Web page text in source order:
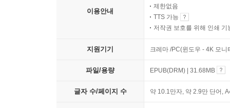
이용안내
제한없음
TTS 가능
저작권 보호를 위해 인쇄 기
지원기기 크레마 /PC(윈도우 - 4K 모
파일/용량 EPUB(DRM) | 31.68MB
글자 수/페이지 수 약 10.1만자, 약 2.9만 단어,